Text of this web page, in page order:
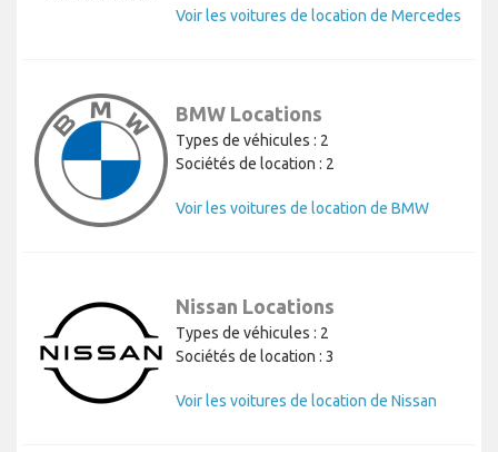
Voir les voitures de location de Mercedes
BMW Locations
Types de véhicules : 2
Sociétés de location : 2
Voir les voitures de location de BMW
Nissan Locations
Types de véhicules : 2
Sociétés de location : 3
Voir les voitures de location de Nissan